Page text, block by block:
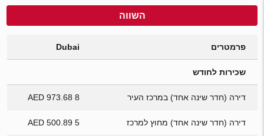
השווה
פרמטרים Dubai
שכירות לחודש
דירה (חדר שינה אחד) במרכז העיר 8 973.68 AED
דירה (חדר שינה אחד) מחוץ למרכז 5 500.89 AED